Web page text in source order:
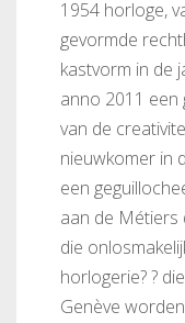
1954 horloge,
gevormde
kastvorm in de
anno 2011 een
van de
nieuwkomer in
een
aan de Métiers
die
horlogerie? ?
Genève